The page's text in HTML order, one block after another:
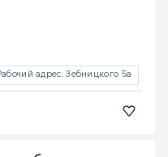
адрес: Зебницкого 5а